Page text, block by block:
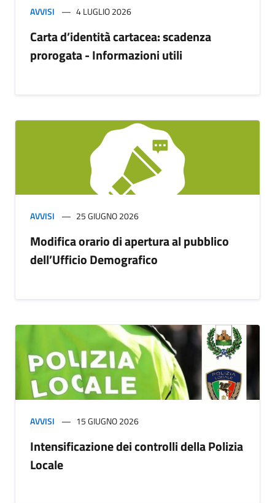
AVVISI 4 LUGLIO 2026
Carta d’identità cartacea: scadenza
prorogata - Informazioni utili
AVVISI 25 GIUGNO 2026
Modifica orario di apertura al pubblico
dell’Ufficio Demografico
AVVISI 15 GIUGNO 2026
Intensificazione dei controlli della Polizia
Locale